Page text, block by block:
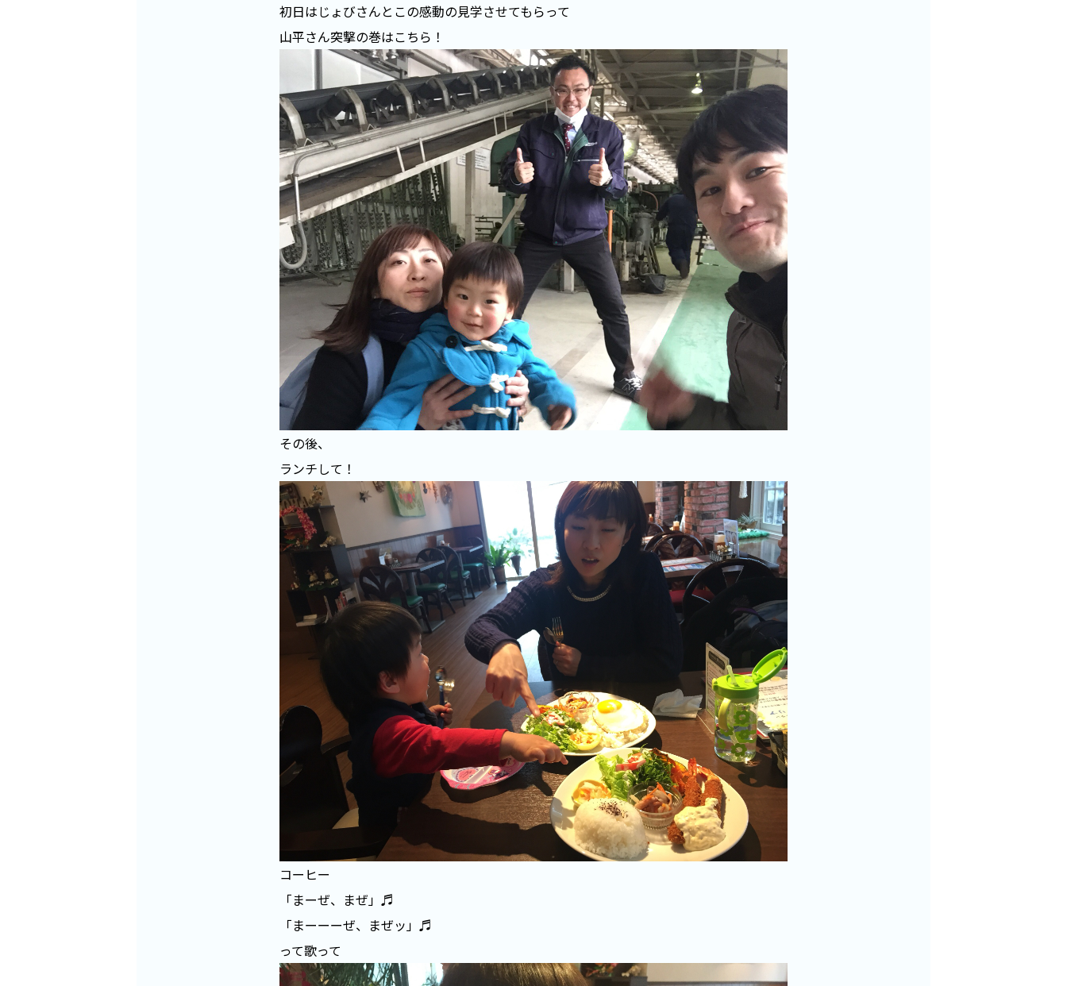
初日はじょびさんとこの感動の見学させてもらって
山平さん突撃の巻はこちら！
その後、
ランチして！
コーヒー
「まーぜ、まぜ」♬
「まーーーぜ、まぜッ」♬
って歌って